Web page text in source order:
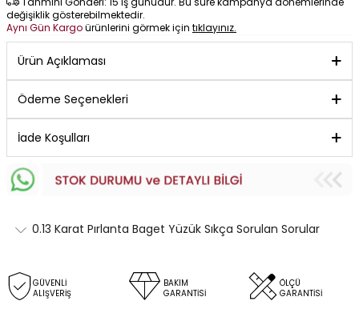
değişiklik gösterebilmektedir.
Aynı Gün Kargoürünlerini görmek için tıklayınız.
Ürün Açıklaması
Ödeme Seçenekleri
İade Koşulları
0.13 Karat Pırlanta Baget Yüzük Sıkça Sorulan Sorular
GÜVENLİ
ALIŞVERİŞ
BAKIM
GARANTİSİ
ÖLÇÜ
GARANTİSİ